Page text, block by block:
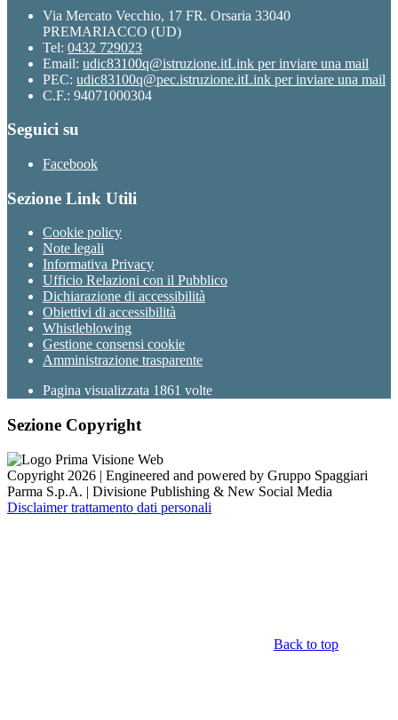
Via Mercato Vecchio, 17 FR. Orsaria 33040
PREMARIACCO (UD)
Tel: 0432 729023
Email: udic83100q@istruzione.itLink per inviare una mail
PEC: udic83100q@pec.istruzione.itLink per inviare una mail
C.F.: 94071000304
Seguici su
Facebook
Sezione Link Utili
Cookie policy
Note legali
Informativa Privacy
Ufficio Relazioni con il Pubblico
Dichiarazione di accessibilità
Obiettivi di accessibilità
Whistleblowing
Gestione consensi cookie
Amministrazione trasparente
Pagina visualizzata 1861 volte
Sezione Copyright
Copyright 2026 | Engineered and powered by Gruppo Spaggiari
Parma S.p.A. | Divisione Publishing & New Social Media
Disclaimer trattamento dati personali
Back to top